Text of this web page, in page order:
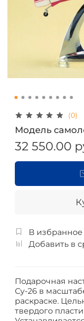
(0)
Модель
32 550.00
В избранное
Добавить в
Подарочная
Су-26 в
раскраске.
твердого